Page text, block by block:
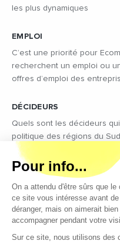
les plus dynamiques
EMPLOI
C’est une priorité pour
recherchent un emploi ou
offres d’emploi des
DÉCIDEURS
Quels sont les décideurs
politique des régions du Sud
Copyright © 2026 - Tous
Qui sommes-nous ?